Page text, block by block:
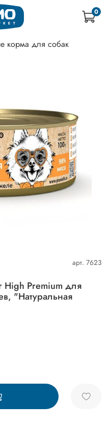
0
корма для собак
арт. 7623
Premium для
"Натуральная